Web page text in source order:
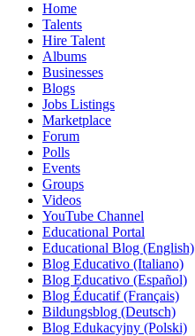
Home
Talents
Hire Talent
Albums
Businesses
Blogs
Jobs Listings
Marketplace
Forum
Polls
Events
Groups
Videos
YouTube Channel
Educational Portal
Educational Blog (English)
Blog Educativo (Italiano)
Blog Educativo (Español)
Blog Éducatif (Français)
Bildungsblog (Deutsch)
Blog Edukacyjny (Polski)